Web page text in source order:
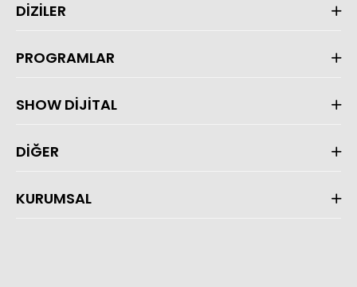
DİZİLER
PROGRAMLAR
SHOW DİJİTAL
DİĞER
KURUMSAL